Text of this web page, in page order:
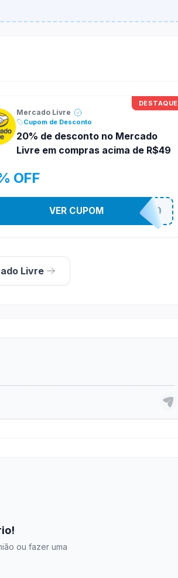
DESTAQUE
Mercado Livre
Cupom de Desconto
20% de desconto no Mercado
Livre em compras acima de R$49
OFF
MELIACHAPROMO
VER CUPOM
Livre
ou fazer uma